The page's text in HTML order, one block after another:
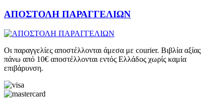
ΑΠΟΣΤΟΛΗ ΠΑΡΑΓΓΕΛΙΩΝ
Οι παραγγελίες αποστέλλονται άμεσα με courier. Βιβλία αξίας
πάνω από 10€ αποστέλλονται εντός Ελλάδος χωρίς καμία
επιβάρυνση.